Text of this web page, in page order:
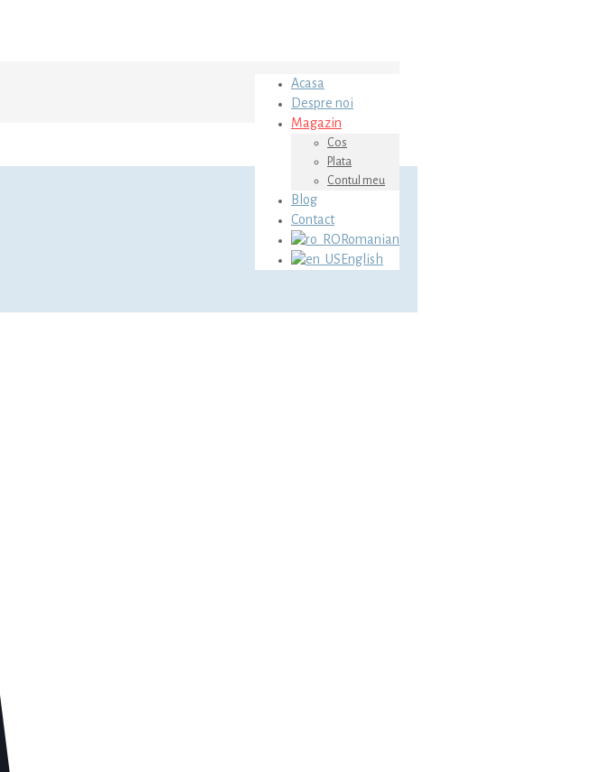
Acasa
Despre noi
Magazin
Cos
Plata
Contul meu
Blog
Contact
Romanian
English